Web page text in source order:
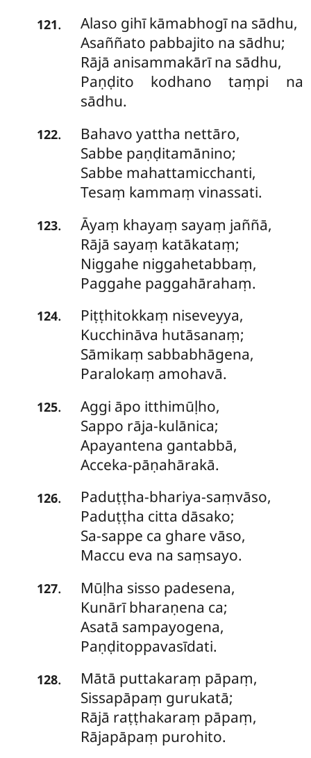
121.
Alaso gihī kāmabhogī na sādhu,
Asaññato pabbajito na sādhu;
Rājā anisammakārī na sādhu,
Paṇḍito kodhano taṃpi na
sādhu.
122.
Bahavo yattha nettāro,
Sabbe paṇḍitamānino;
Sabbe mahattamicchanti,
Tesaṃ kammaṃ vinassati.
123.
Āyaṃ khayaṃ sayaṃ jaññā,
Rājā sayaṃ katākataṃ;
Niggahe niggahetabbaṃ,
Paggahe paggahārahaṃ.
124.
Piṭṭhitokkaṃ niseveyya,
Kucchināva hutāsanaṃ;
Sāmikaṃ sabbabhāgena,
Paralokaṃ amohavā.
125.
Aggi āpo itthimūḷho,
Sappo rāja-kulānica;
Apayantena gantabbā,
Acceka-pāṇahārakā.
126.
Paduṭṭha-bhariya-saṃvāso,
Paduṭṭha citta dāsako;
Sa-sappe ca ghare vāso,
Maccu eva na saṃsayo.
127.
Mūḷha sisso padesena,
Kunārī bharaṇena ca;
Asatā sampayogena,
Paṇḍitoppavasīdati.
128.
Mātā puttakaraṃ pāpaṃ,
Sissapāpaṃ gurukatā;
Rājā raṭṭhakaraṃ pāpaṃ,
Rājapāpaṃ purohito.